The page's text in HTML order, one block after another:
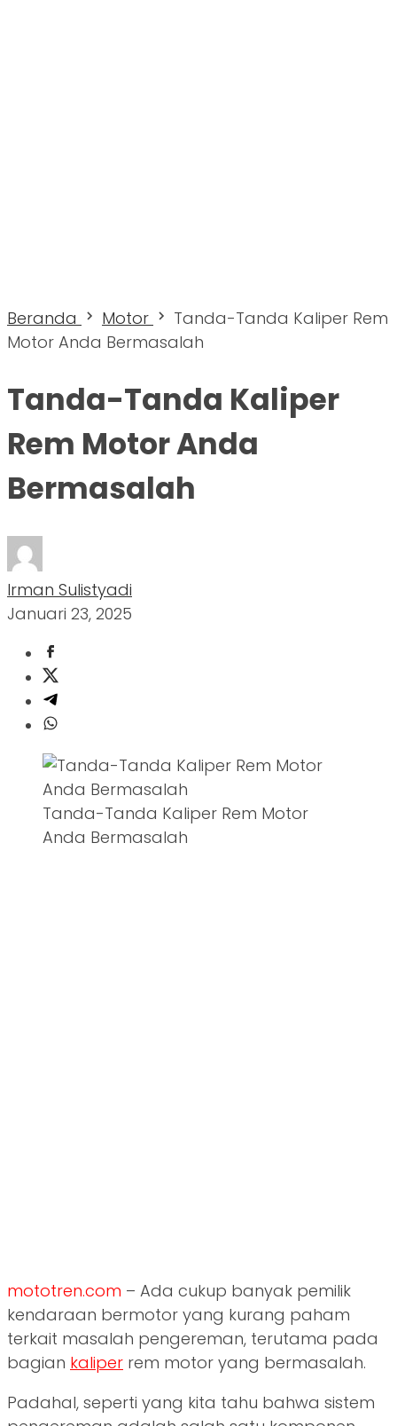
Beranda Motor
Tanda-Tanda Kaliper Rem
Motor Anda Bermasalah
Tanda-Tanda Kaliper
Rem Motor Anda
Bermasalah
Irman Sulistyadi
Januari 23, 2025
Tanda-Tanda Kaliper Rem Motor
Anda Bermasalah
mototren.com – Ada cukup banyak pemilik
kendaraan bermotor yang kurang paham
terkait masalah pengereman, terutama pada
bagian kaliper rem motor yang bermasalah.
Padahal, seperti yang kita tahu bahwa sistem